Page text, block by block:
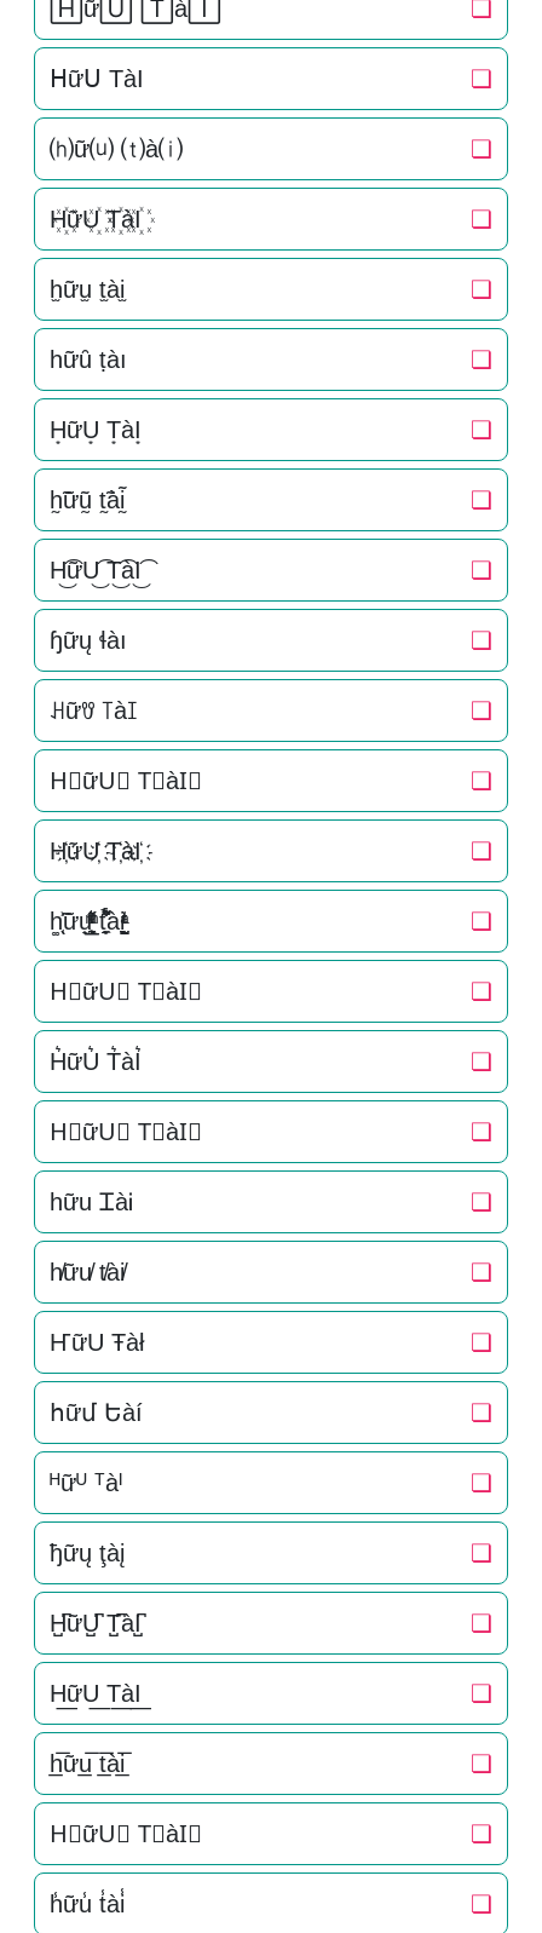
🄷ữ🅄 🅃à🄸 ❏
ᕼữᑌ TàI ❏
⒣ữ⒰ ⒯à⒤ ❏
H꙰ữU꙰ T꙰àI꙰ ❏
h̫ữu̫ t̫ài̫ ❏
һữȗ ṭàı ❏
H͙ữU͙ T͙àI͙ ❏
h̰̃ữṵ̃ t̰̃àḭ̃ ❏
H͜͡ữU͜͡ T͜͡àI͜͡ ❏
ɧữų ɬàı ❏
ꃅữꀎ ꓄àꀤ ❏
H⃟ữU⃟ T⃟àI⃟ ❏
H҉ữU҉ T҉àI҉ ❏
h͚̖̜̍̃͐ữu̟͎̲͕̼̳͉̲ͮͫͭ̋ͭ͛ͣ̈ t̘̟̼̉̈́͐͋͌̊ài̞̟̫̺ͭ̒ͭͣ ❏
H⃗ữU⃗ T⃗àI⃗ ❏
H͛ữU͛ T͛àI͛ ❏
H⃒ữU⃒ T⃒àI⃒ ❏
hữu ᏆàᎥ ❏
h̸ữu̸ t̸ài̸ ❏
ҤữU Ŧàł ❏
հữմ Եàí ❏
ᴴữᵁ ᵀàᴵ ❏
ђữų ţàį ❏
H̺͆ữU̺͆ T̺͆àI̺͆ ❏
H͟ữU͟ T͟àI͟ ❏
h̲̅ữu̲̅ t̲̅ài̲̅ ❏
H⃣ữU⃣ T⃣àI⃣ ❏
h̾ữu̾ t̾ài̾ ❏